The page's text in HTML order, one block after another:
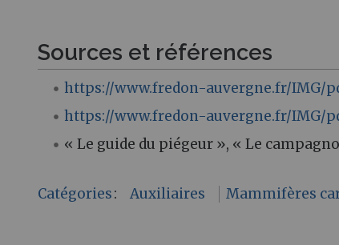
Sources et références
https://www.fredon-auvergne.fr/IMG/
https://www.fredon-auvergne.fr/IMG/
« Le guide du piégeur », « Le
Catégories: Auxiliaires Mammifères